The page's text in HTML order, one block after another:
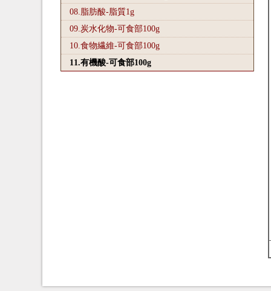
08.脂肪酸-脂質1g
09.炭水化物-可食部100g
10.食物繊維-可食部100g
11.有機酸-可食部100g